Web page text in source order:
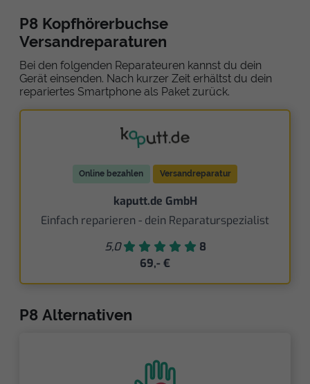
P8 Kopfhörerbuchse
Versandreparaturen
Bei den folgenden Reparateuren kannst du dein
Gerät einsenden. Nach kurzer Zeit erhältst du dein
repariertes Smartphone als Paket zurück.
Online bezahlen Versandreparatur
kaputt.de GmbH
Einfach reparieren - dein Reparaturspezialist
5,0
8
69,- €
P8 Alternativen